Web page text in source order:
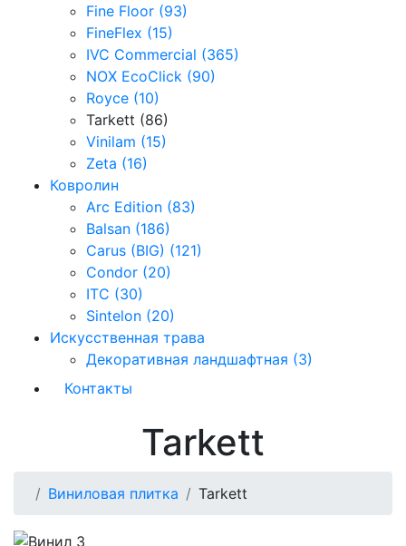
Fine Floor (93)
FineFlex (15)
IVC Commercial (365)
NOX EcoClick (90)
Royce (10)
Tarkett (86)
Vinilam (15)
Zeta (16)
Ковролин
Arc Edition (83)
Balsan (186)
Carus (BIG) (121)
Condor (20)
ITC (30)
Sintelon (20)
Искусственная трава
Декоративная ландшафтная (3)
Контакты
Tarkett
Виниловая плитка Tarkett